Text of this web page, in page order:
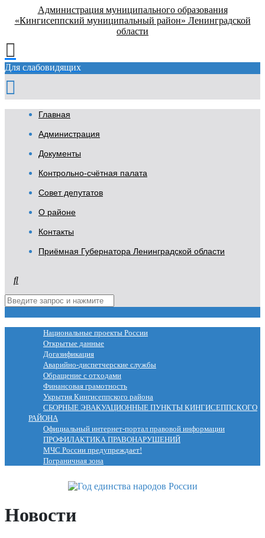
Администрация муниципального образования
«Кингисеппский муниципальный район» Ленинградской
области
Для слабовидящих
Главная
Администрация
Документы
Контрольно-счётная палата
Совет депутатов
О районе
Контакты
Приёмная Губернатора Ленинградской области
Национальные проекты России
Открытые данные
Догазификация
Аварийно-диспетчерские службы
Обращение с отходами
Финансовая грамотность
Укрытия Кингисеппского района
СБОРНЫЕ ЭВАКУАЦИОННЫЕ ПУНКТЫ КИНГИСЕППСКОГО
РАЙОНА
Официальный интернет-портал правовой информации
ПРОФИЛАКТИКА ПРАВОНАРУШЕНИЙ
МЧС России предупреждает!
Пограничная зона
Новости